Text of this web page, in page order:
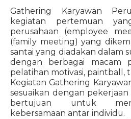
Gathering Karyawan
kegiatan pertemuan
perusahaan (employee
(family meeting) yang
santai yang diadakan dalam
dengan berbagai macam
pelatihan motivasi, paintball,
Kegiatan Gathering
sesuaikan dengan
bertujuan untuk
kebersamaan antar individu.